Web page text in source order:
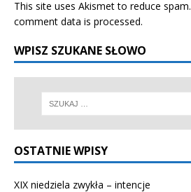
This site uses Akismet to reduce spam.
comment data is processed.
WPISZ SZUKANE SŁOWO
OSTATNIE WPISY
XIX niedziela zwykła – intencje